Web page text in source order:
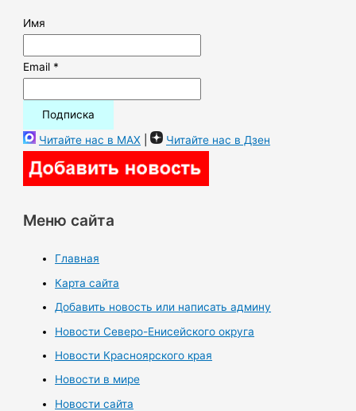
Имя
Email *
Читайте нас в MAX | Читайте нас в Дзен
Меню сайта
Главная
Карта сайта
Добавить новость или написать админу
Новости Северо-Енисейского округа
Новости Красноярского края
Новости в мире
Новости сайта